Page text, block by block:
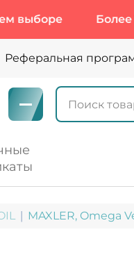
Более 10
Реферальная
MAXLER, Omega